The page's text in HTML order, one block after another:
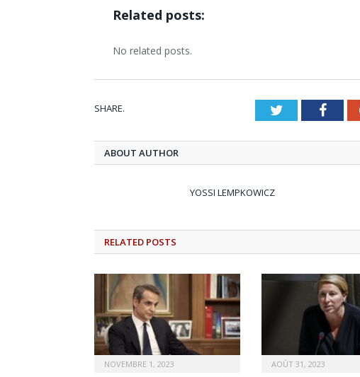
Related posts:
No related posts.
SHARE. Twitter
ABOUT AUTHOR
YOSSI LEMPKOWICZ
RELATED POSTS
NOVEMBRE 1, 2023 AOÛT 31, 2023